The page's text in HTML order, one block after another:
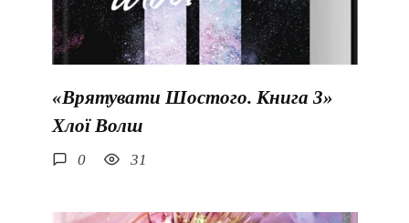
«Врятувати Шостого. Книга 3»
Хлої Волш
0 31